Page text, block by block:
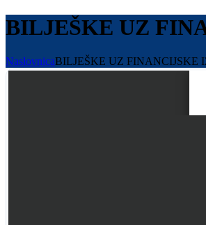
BILJEŠKE UZ
NaslovnicaBILJEŠKE UZ FINANCIJSKE